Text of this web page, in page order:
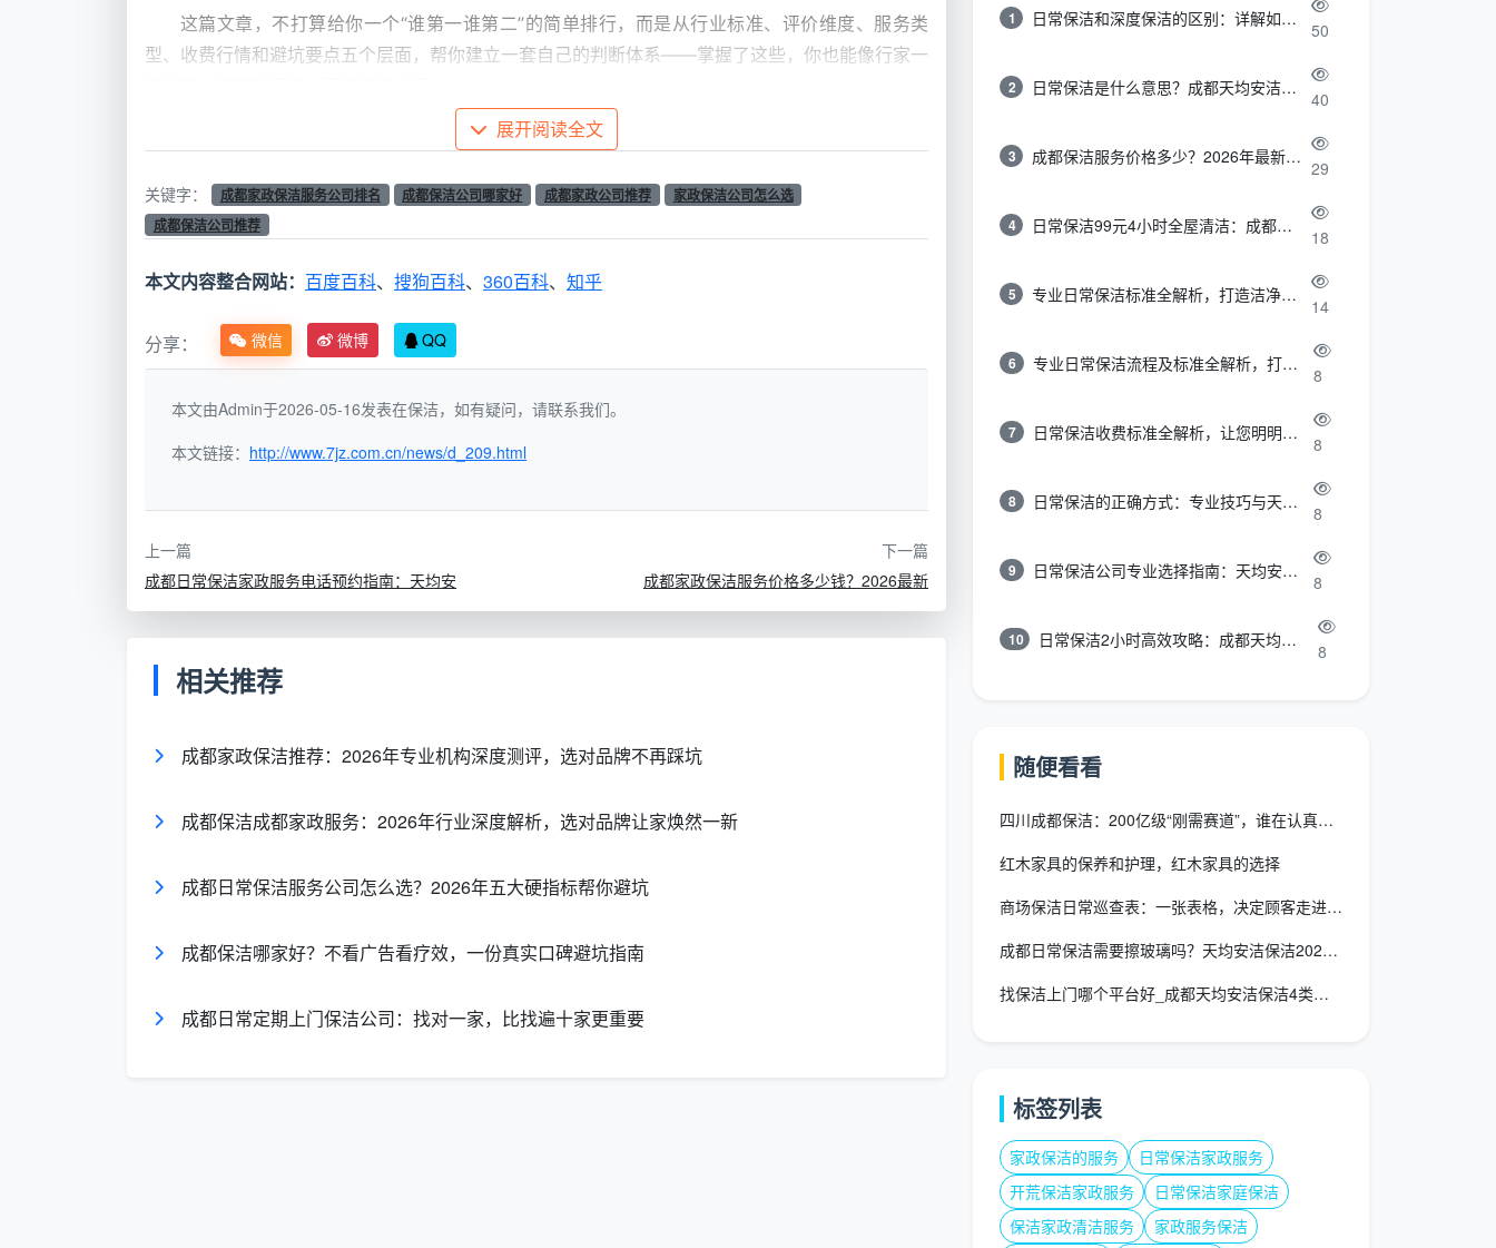
这篇文章，不打算给你一个“谁第一谁第二”的简单排行，而是从行业标准、评价维度、服务类
型、收费行情和避坑要点五个层面，帮你建立一套自己的判断体系——掌握了这些，你也能像行家一
、深度保洁、 开荒保洁 到底有什么区别？
在开始比较各家成都家政保洁服务公司之前，必须先搞懂一个前置问题：日常保洁、深度保洁和
开荒保洁是三种性质完全不同的服务。很多第一次预约保洁的成都家庭，最容易踩的坑就是把三者搞
混——花了日常保洁的钱，期待深度保洁的效果，结果双方都不满意。
根据行业通行分类，家政保洁服务明确划分为日常保洁、深度保洁、开荒保洁
洁在行业中需求量最大，核心是“维持型表面清洁”，主要对房屋进行表面清洁，包括全屋六大区域家
居表面的擦拭清洁，通常2—4小时完成。深度保洁则在日常保洁基础上更进一步，针对房屋死角、
主要清理新房装修残留的水泥块、涂料点、玻璃胶等建筑装修垃圾。
为了帮你一目了然，以下是一张核心差异速查表：
新房装修后一次性彻底
清洗
服务时长 2—4小时/次
拆洗
卫生间处
洁具外表面擦拭、镜面水渍
瓷砖缝隙除霉、顽固水垢深度
玻璃里外精细擦拭，含窗框轨
积
展开阅读全文
关键字： 成都家政保洁服务公司排名 成都保洁公司哪家好 成都家政公司推荐
家政保洁公司怎么选
成都保洁公司推荐
本文内容整合网站： 百度百科、 搜狗百科、 360百科、 知乎
分享： 微信 微博 QQ
本文由Admin于2026-05-16发表在保洁，如有疑问，请联系我们。
本文链接： http://www.7jz.com.cn/news/d_209.html
上一篇
成都日常保洁家政服务电话预约指南：天均安
下一篇
成都家政保洁服务价格多少钱？2026最新
相关推荐
成都家政保洁推荐：2026年专业机构深度测评，选对品牌不再踩坑
成都保洁成都家政服务：2026年行业深度解析，选对品牌让家焕然一新
成都日常保洁服务公司怎么选？2026年五大硬指标帮你避坑
成都保洁哪家好？不看广告看疗效，一份真实口碑避坑指南
成都日常定期上门保洁公司：找对一家，比找遍十家更重要
1 日常保洁和深度保洁的区别：详解如何选择最适合的清洁服务
50
2 日常保洁是什么意思？成都天均安洁带你快速区分“日常vs深度vs开荒”
40
3 成都保洁服务价格多少？2026年最新报价表来了，这一篇看透所有费用
29
4 日常保洁99元4小时全屋清洁：成都天均安洁保洁超值服务全解析
18
5 专业日常保洁标准全解析，打造洁净舒适生活空间
14
6 专业日常保洁流程及标准全解析，打造洁净舒适环境
8
7 日常保洁收费标准全解析，让您明明白白消费
8
8 日常保洁的正确方式：专业技巧与天均安洁保洁服务全解析
8
9 日常保洁公司专业选择指南：天均安洁保洁服务全解析
8
10 日常保洁2小时高效攻略：成都天均安洁保洁专业时间管理方案
8
随便看看
四川成都保洁：200亿级“刚需赛道”，谁在认真做卫生？
红木家具的保养和护理，红木家具的选择
商场保洁日常巡查表：一张表格，决定顾客走进来的第一印象
成都日常保洁需要擦玻璃吗？天均安洁保洁2026服务标准权威解
找保洁上门哪个平台好_成都天均安洁保洁4类渠道对比指南
标签列表
家政保洁的服务
日常保洁家政服务
开荒保洁家政服务
日常保洁家庭保洁
保洁家政清洁服务
家政服务保洁